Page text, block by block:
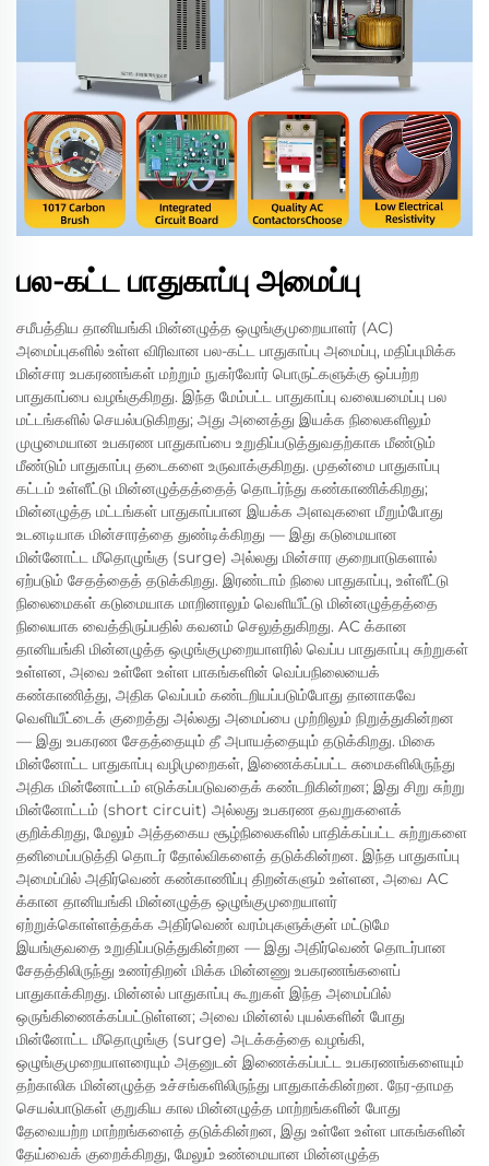
பல-கட்ட பாதுகாப்பு அமைப்பு
சமீபத்திய தானியங்கி மின்னழுத்த ஒழுங்குமுறையாளர் (AC)
அமைப்புகளில் உள்ள விரிவான பல-கட்ட பாதுகாப்பு அமைப்பு, மதிப்புமிக்க
மின்சார உபகரணங்கள் மற்றும் நுகர்வோர் பொருட்களுக்கு ஒப்பற்ற
பாதுகாப்பை வழங்குகிறது. இந்த மேம்பட்ட பாதுகாப்பு வலையமைப்பு பல
மட்டங்களில் செயல்படுகிறது; அது அனைத்து இயக்க நிலைகளிலும்
முழுமையான உபகரண பாதுகாப்பை உறுதிப்படுத்துவதற்காக மீண்டும்
மீண்டும் பாதுகாப்பு தடைகளை உருவாக்குகிறது. முதன்மை பாதுகாப்பு
கட்டம் உள்ளீட்டு மின்னழுத்தத்தைத் தொடர்ந்து கண்காணிக்கிறது;
மின்னழுத்த மட்டங்கள் பாதுகாப்பான இயக்க அளவுகளை மீறும்போது
உடனடியாக மின்சாரத்தை துண்டிக்கிறது — இது கடுமையான
மின்னோட்ட மீதொழுங்கு (surge) அல்லது மின்சார குறைபாடுகளால்
ஏற்படும் சேதத்தைத் தடுக்கிறது. இரண்டாம் நிலை பாதுகாப்பு, உள்ளீட்டு
நிலைமைகள் கடுமையாக மாறினாலும் வெளியீட்டு மின்னழுத்தத்தை
நிலையாக வைத்திருப்பதில் கவனம் செலுத்துகிறது. AC க்கான
தானியங்கி மின்னழுத்த ஒழுங்குமுறையாளரில் வெப்ப பாதுகாப்பு சுற்றுகள்
உள்ளன, அவை உள்ளே உள்ள பாகங்களின் வெப்பநிலையைக்
கண்காணித்து, அதிக வெப்பம் கண்டறியப்படும்போது தானாகவே
வெளியீட்டைக் குறைத்து அல்லது அமைப்பை முற்றிலும் நிறுத்துகின்றன
— இது உபகரண சேதத்தையும் தீ அபாயத்தையும் தடுக்கிறது. மிகை
மின்னோட்ட பாதுகாப்பு வழிமுறைகள், இணைக்கப்பட்ட சுமைகளிலிருந்து
அதிக மின்னோட்டம் எடுக்கப்படுவதைக் கண்டறிகின்றன; இது சிறு சுற்று
மின்னோட்டம் (short circuit) அல்லது உபகரண தவறுகளைக்
குறிக்கிறது, மேலும் அத்தகைய சூழ்நிலைகளில் பாதிக்கப்பட்ட சுற்றுகளை
தனிமைப்படுத்தி தொடர் தோல்விகளைத் தடுக்கின்றன. இந்த பாதுகாப்பு
அமைப்பில் அதிர்வெண் கண்காணிப்பு திறன்களும் உள்ளன, அவை AC
க்கான தானியங்கி மின்னழுத்த ஒழுங்குமுறையாளர்
ஏற்றுக்கொள்ளத்தக்க அதிர்வெண் வரம்புகளுக்குள் மட்டுமே
இயங்குவதை உறுதிப்படுத்துகின்றன — இது அதிர்வெண் தொடர்பான
சேதத்திலிருந்து உணர்திறன் மிக்க மின்னணு உபகரணங்களைப்
பாதுகாக்கிறது. மின்னல் பாதுகாப்பு கூறுகள் இந்த அமைப்பில்
ஒருங்கிணைக்கப்பட்டுள்ளன; அவை மின்னல் புயல்களின் போது
மின்னோட்ட மீதொழுங்கு (surge) அடக்கத்தை வழங்கி,
ஒழுங்குமுறையாளரையும் அதனுடன் இணைக்கப்பட்ட உபகரணங்களையும்
தற்காலிக மின்னழுத்த உச்சங்களிலிருந்து பாதுகாக்கின்றன. நேர-தாமத
செயல்பாடுகள் குறுகிய கால மின்னழுத்த மாற்றங்களின் போது
தேவையற்ற மாற்றங்களைத் தடுக்கின்றன, இது உள்ளே உள்ள பாகங்களின்
தேய்வைக் குறைக்கிறது, மேலும் உண்மையான மின்னழுத்த